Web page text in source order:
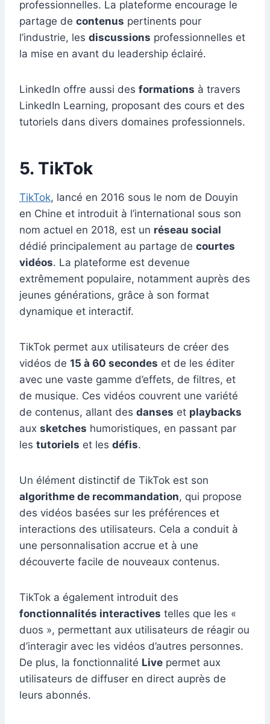
professionnelles. La plateforme encourage le
partage de contenus pertinents pour
l’industrie, les discussions professionnelles et
la mise en avant du leadership éclairé.
LinkedIn offre aussi des formations à travers
LinkedIn Learning, proposant des cours et des
tutoriels dans divers domaines professionnels.
5. TikTok
TikTok, lancé en 2016 sous le nom de Douyin
en Chine et introduit à l’international sous son
nom actuel en 2018, est un réseau social
dédié principalement au partage de courtes
vidéos. La plateforme est devenue
extrêmement populaire, notamment auprès des
jeunes générations, grâce à son format
dynamique et interactif.
TikTok permet aux utilisateurs de créer des
vidéos de 15 à 60 secondes et de les éditer
avec une vaste gamme d’effets, de filtres, et
de musique. Ces vidéos couvrent une variété
de contenus, allant des danses et playbacks
aux sketches humoristiques, en passant par
les tutoriels et les défis.
Un élément distinctif de TikTok est son
algorithme de recommandation, qui propose
des vidéos basées sur les préférences et
interactions des utilisateurs. Cela a conduit à
une personnalisation accrue et à une
découverte facile de nouveaux contenus.
TikTok a également introduit des
fonctionnalités interactives telles que les «
duos », permettant aux utilisateurs de réagir ou
d’interagir avec les vidéos d’autres personnes.
De plus, la fonctionnalité Live permet aux
utilisateurs de diffuser en direct auprès de
leurs abonnés.